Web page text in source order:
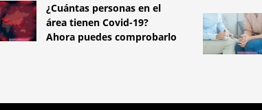
¿Cuántas personas en el
área tienen Covid-19?
Ahora puedes comprobarlo